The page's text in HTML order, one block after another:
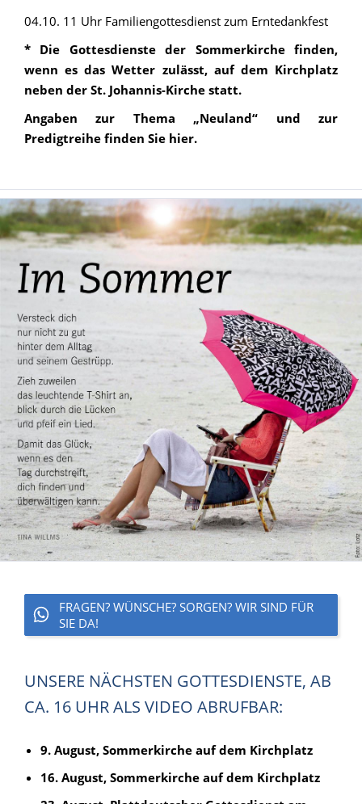
04.10. 11 Uhr Familiengottesdienst zum Erntedankfest
* Die Gottesdienste der Sommerkirche finden,
wenn es das Wetter zulässt, auf dem Kirchplatz
neben der St. Johannis-Kirche statt.
Angaben zur Thema „Neuland“ und zur
Predigtreihe finden Sie hier.
FRAGEN? WÜNSCHE? SORGEN? WIR SIND FÜR
SIE DA!
UNSERE NÄCHSTEN GOTTESDIENSTE, AB
CA. 16 UHR ALS VIDEO ABRUFBAR:
9. August, Sommerkirche auf dem Kirchplatz
16. August, Sommerkirche auf dem Kirchplatz